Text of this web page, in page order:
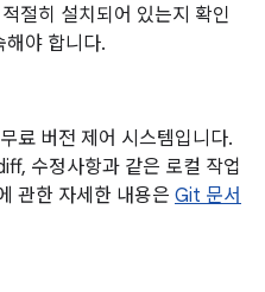
절히 설치되어 있는지 확인
해야 합니다.
료 버전 제어 시스템입니다.
수정사항과 같은 로컬 작업
관한 자세한 내용은 Git 문서